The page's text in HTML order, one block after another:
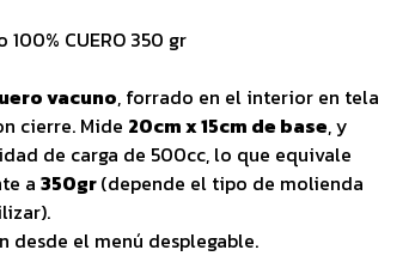
CUERO 350 gr
vacuno, forrado en el interior en tela
cierre. Mide 20cm x 15cm de base, y
de carga de 500cc, lo que equivale
a 350gr(depende el tipo de molienda
desde el menú desplegable.